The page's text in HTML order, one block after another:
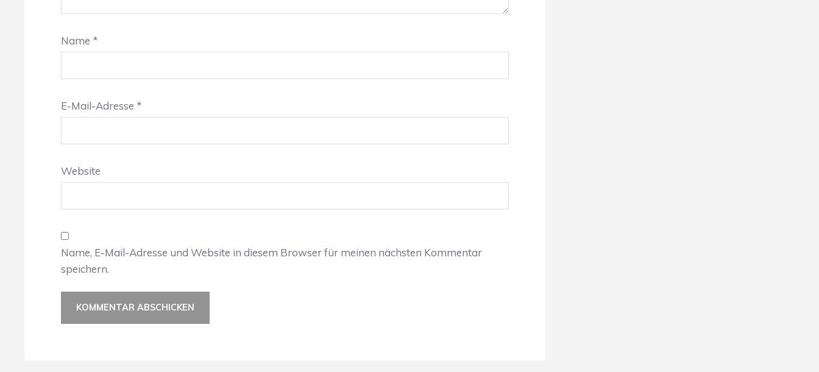
Name *
E-Mail-Adresse *
Website
Name, E-Mail-Adresse und Website in diesem Browser für meinen nächsten Kommentar
speichern.